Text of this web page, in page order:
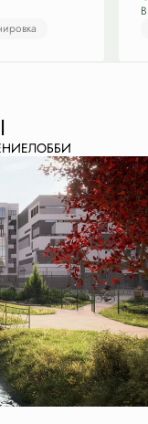
ЛОББИ